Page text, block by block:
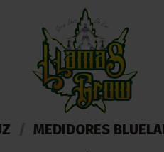
MEDIDORES